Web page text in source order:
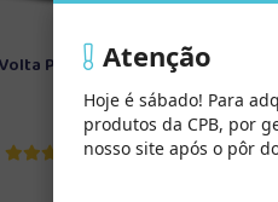
Por CimaAtenção
Hoje é sábado! Para
produtos da CPB, por
nosso site após o pôr